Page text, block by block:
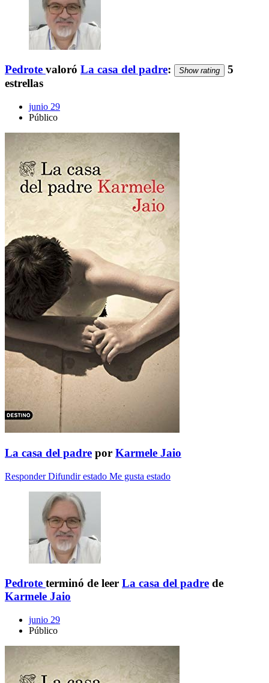
Pedrote valoró La casa del padre: Show rating
5
estrellas
junio 29
Público
La casa del padre por Karmele Jaio
Responder Difundir estado Me gusta estado
Pedrote terminó de leer La casa del padre de
Karmele Jaio
junio 29
Público